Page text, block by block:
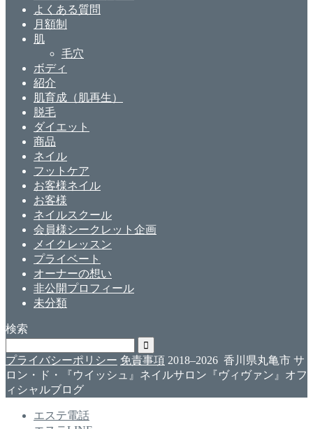
よくある質問
月額制
肌
毛穴
ボディ
紹介
肌育成（肌再生）
脱毛
ダイエット
商品
ネイル
フットケア
お客様ネイル
お客様
ネイルスクール
会員様シークレット企画
メイクレッスン
プライベート
オーナーの想い
非公開プロフィール
未分類
検索
プライバシーポリシー 免責事項 2018–2026 香川県丸亀市 サ
ロン・ド・『ウイッシュ』ネイルサロン『ヴィヴァン』オフ
ィシャルブログ
エステ電話